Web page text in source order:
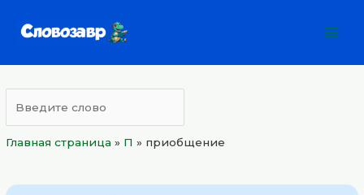
Главная страница » П » приобщение